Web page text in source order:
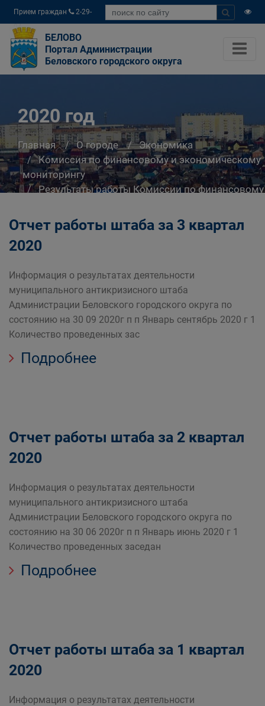
Прием граждан
2-29-
04
БЕЛОВО
Портал Администрации
Беловского городского округа
2020 год
Главная О городе
Экономика
Комиссия по финансовому и экономическому
мониторингу
Результаты работы Комиссии по финансовому
2020 год
Отчет работы штаба за 3 квартал
2020
Информация о результатах деятельности
муниципального антикризисного штаба
Администрации Беловского городского округа по
состоянию на 30 09 2020г п п Январь сентябрь 2020 г 1
Количество проведенных зас
Подробнее
Отчет работы штаба за 2 квартал
2020
Информация о результатах деятельности
муниципального антикризисного штаба
Администрации Беловского городского округа по
состоянию на 30 06 2020г п п Январь июнь 2020 г 1
Количество проведенных заседан
Подробнее
Отчет работы штаба за 1 квартал
2020
Информация о результатах деятельности